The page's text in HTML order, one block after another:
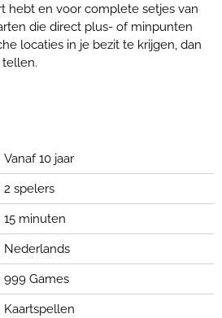
hebt en voor complete setjes van
die direct plus- of minpunten
locaties in je bezit te krijgen, dan
Vanaf 10 jaar
2 spelers
15 minuten
Nederlands
999 Games
Kaartspellen